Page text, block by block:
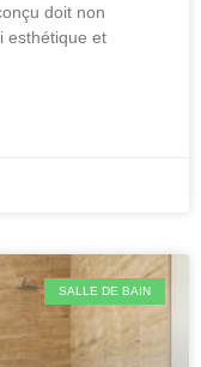
doit non
esthétique et
SALLE DE BAIN